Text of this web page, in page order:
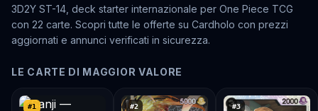
3D2Y ST-14, deck starter internazionale per One Piece TCG
con 22 carte. Scopri tutte le offerte su Cardholo con prezzi
aggiornati e annunci verificati in sicurezza.
LE CARTE DI MAGGIOR VALORE
#1 #2 #3